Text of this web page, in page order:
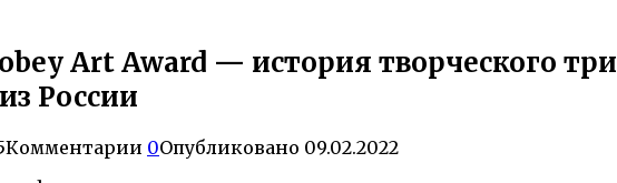
Art Award — история творческого
России
Комментарии 0Опубликовано 09.02.2022